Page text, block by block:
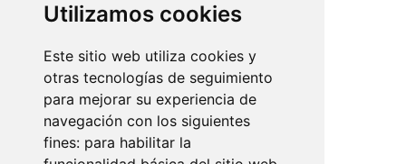
Utilizamos cookies
Este sitio web utiliza cookies y
otras tecnologías de seguimiento
para mejorar su experiencia de
navegación con los siguientes
fines: para habilitar la
Plaza París, 3
07010 Palma de Mallorca
+34 971 902 011
info@mundopisos.com